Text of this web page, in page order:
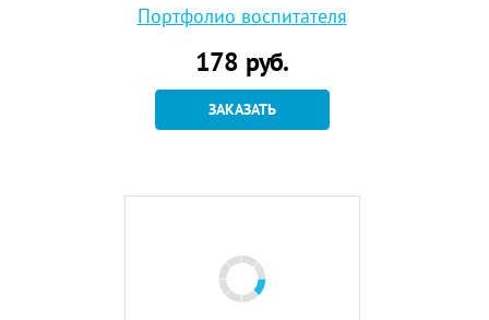
Портфолио воспитателя
178 руб.
ЗАКАЗАТЬ